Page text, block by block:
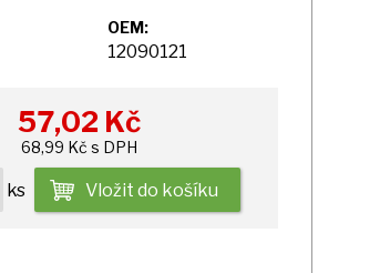
OEM:
12090121
57,02 Kč
68,99 Kč s DPH
ks Vložit do košíku